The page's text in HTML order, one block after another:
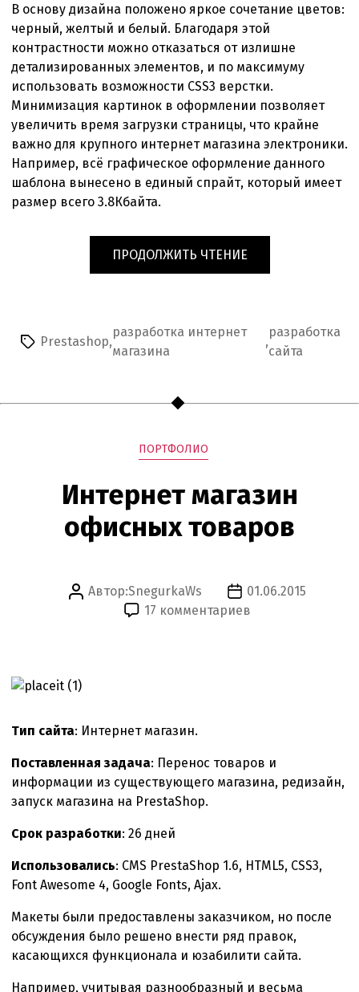
В основу дизайна положено яркое сочетание цветов:
черный, желтый и белый. Благодаря этой
контрастности можно отказаться от излишне
детализированных элементов, и по максимуму
использовать возможности CSS3 верстки.
Минимизация картинок в оформлении позволяет
увеличить время загрузки страницы, что крайне
важно для крупного интернет магазина электроники.
Например, всё графическое оформление данного
шаблона вынесено в единый спрайт, который имеет
размер всего 3.8Кбайта.
ПРОДОЛЖИТЬ ЧТЕНИЕ«РАЗРАБОТКА
ИНТЕРНЕТ
PRESTASHOP
1.6»
Метки
Prestashop,
разработка интернет
магазина
,
разработка
сайта
Рубрики
ПОРТФОЛИО
Интернет магазин
офисных товаров
Автор
Автор:SnegurkaWs
Дата
записи
01.06.2015
17 комментариев
Тип сайта: Интернет магазин.
Поставленная задача: Перенос товаров и
информации из существующего магазина, редизайн,
запуск магазина на PrestaShop.
Срок разработки: 26 дней
Использовались: CMS PrestaShop 1.6, HTML5, CSS3,
Font Awesome 4, Google Fonts, Ajax.
Макеты были предоставлены заказчиком, но после
обсуждения было решено внести ряд правок,
касающихся функционала и юзабилити сайта.
Например, учитывая разнообразный и весьма